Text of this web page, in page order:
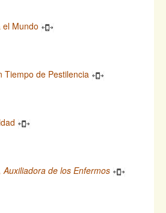
el Mundo
Tiempo de Pestilencia
de los Enfermos